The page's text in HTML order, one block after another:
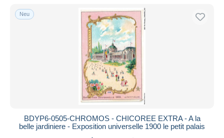
Sammelbilder, Kaufmannsbilder, Oblaten
Kaufmanns- und Zigarettenbilder
Auktionen mit Geboten
Auktionen ohne Gebote
Auktionshäuser
Endet in Stunde(n)
Neu
BDYP6-0505-CHROMOS - CHICOREE EXTRA - A la
belle jardiniere - Exposition universelle 1900 le petit palais